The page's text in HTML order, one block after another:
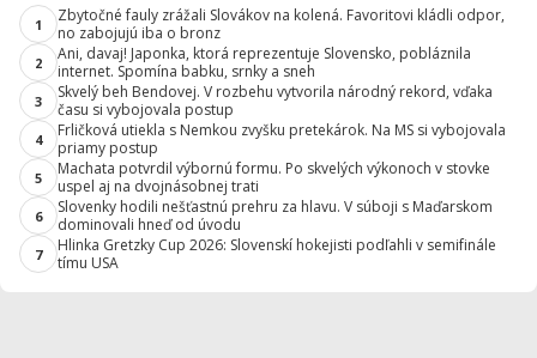
1
Zbytočné fauly zrážali Slovákov na kolená. Favoritovi kládli odpor,
no zabojujú iba o bronz
2
Ani, davaj! Japonka, ktorá reprezentuje Slovensko, pobláznila
internet. Spomína babku, srnky a sneh
3
Skvelý beh Bendovej. V rozbehu vytvorila národný rekord, vďaka
času si vybojovala postup
4
Frličková utiekla s Nemkou zvyšku pretekárok. Na MS si vybojovala
priamy postup
5
Machata potvrdil výbornú formu. Po skvelých výkonoch v stovke
uspel aj na dvojnásobnej trati
6
Slovenky hodili nešťastnú prehru za hlavu. V súboji s Maďarskom
dominovali hneď od úvodu
7
Hlinka Gretzky Cup 2026: Slovenskí hokejisti podľahli v semifinále
tímu USA